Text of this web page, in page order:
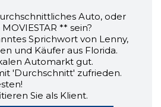
Auto, oder
** sein?
Sprichwort von Lenny,
und Käufer aus Florida.
Automarkt gut.
'Durchschnitt' zufrieden.
Sie als Klient.